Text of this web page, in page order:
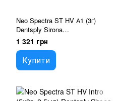
Neo Spectra ST HV А1 (3г)
Dentsply Sirona
нанокермаічний композит
високої вязкості
1 321 грн
Купити